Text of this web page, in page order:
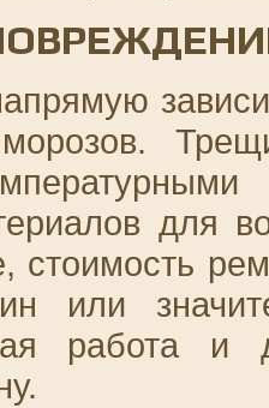
для
стоимость
или
работа и